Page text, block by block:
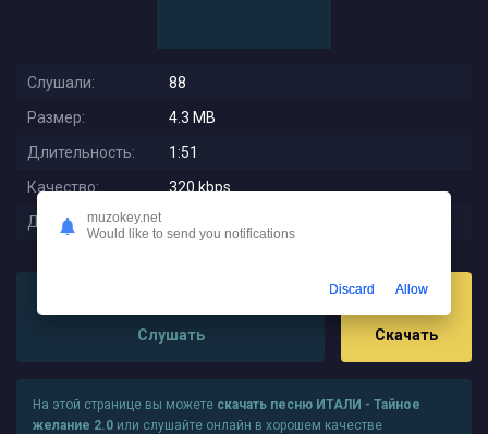
Слушали:
88
Размер:
4.3 MB
Длительность:
1:51
Качество:
320 kbps
Дата релиза:
Слушать Скачать
На этой странице вы можете скачать песню ИТАЛИ - Тайное
желание 2.0 или слушайте онлайн в хорошем качестве
muzokey.net
Would like to send you notifications
Discard Allow